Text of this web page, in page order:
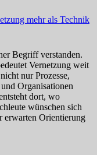
mehr als Technik
Begriff verstanden.
Vernetzung weit
nur Prozesse,
Organisationen
dort, wo
wünschen sich
erwarten Orientierung